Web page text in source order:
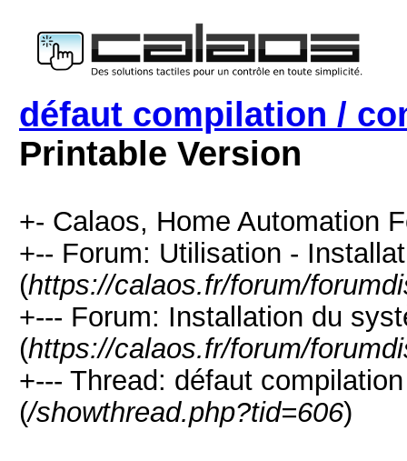
défaut compilation /
Printable Version
+- Calaos, Home Automation
+-- Forum: Utilisation -
(https://calaos.fr/forum/
+--- Forum: Installation du
(https://calaos.fr/forum/
+--- Thread: défaut
(/showthread.php?tid=606)